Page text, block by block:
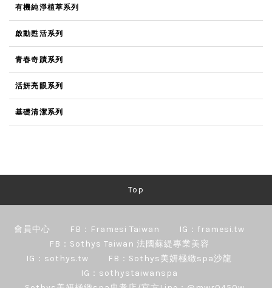
有機純淨植萃系列
啟動甦活系列
青春奇蹟系列
活妍亮眼系列
基礎清潔系列
Top
會員中心 FB：Framesi Taiwan
IG：framesi.tw
FB：Sothys Taiwan 法國蘇緹專業美容
IG：sothys.tw
FB：Sothys美妍極緻spa沙龍
IG：sothystaiwanspa